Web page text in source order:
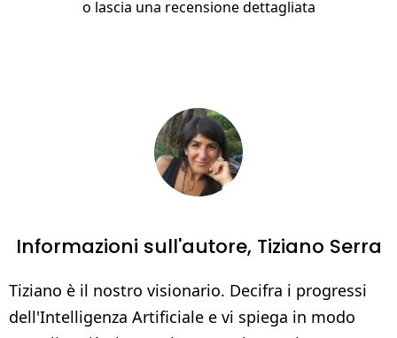
o lascia una recensione dettagliata
Informazioni sull'autore, Tiziano Serra
Tiziano è il nostro visionario. Decifra i progressi
dell'Intelligenza Artificiale e vi spiega in modo